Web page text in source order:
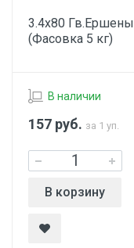
3.4х80
(Фасовка 5 кг)
В наличии
157 руб. за 1 уп.
В корзину